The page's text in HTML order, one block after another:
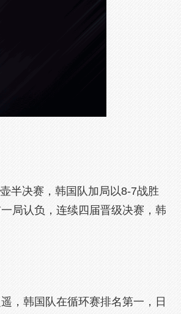
半决赛，韩国队加局以8-7战胜
局认负，连续四届晋级决赛，韩
，韩国队在循环赛排名第一，日